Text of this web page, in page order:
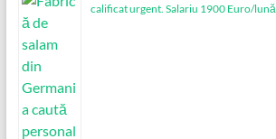
calificat urgent. Salariu 1900 Euro/lună.